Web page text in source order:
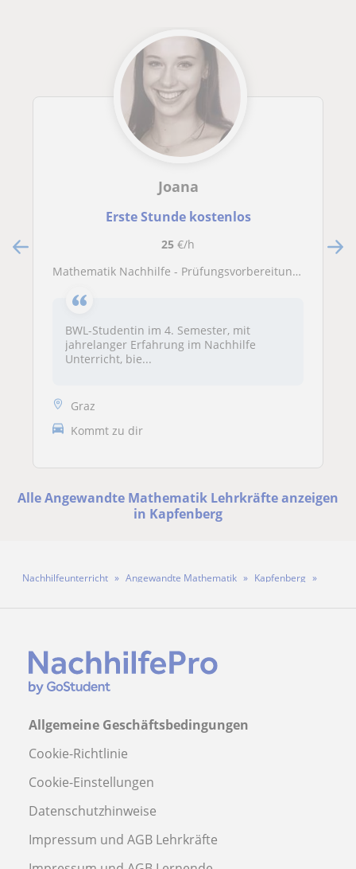
Joana
Erste Stunde kostenlos
25 €/h
Mathematik Nachhilfe - Prüfungsvorbereitung oder Semesterbegleitend
BWL-Studentin im 4. Semester, mit
jahrelanger Erfahrung im Nachhilfe
Unterricht, bie...
Graz
Kommt zu dir
Alle Angewandte Mathematik Lehrkräfte anzeigen
in Kapfenberg
Nachhilfeunterricht Angewandte Mathematik
Kapfenberg
Allgemeine Geschäftsbedingungen
Cookie-Richtlinie
Cookie-Einstellungen
Datenschutzhinweise
Impressum und AGB Lehrkräfte